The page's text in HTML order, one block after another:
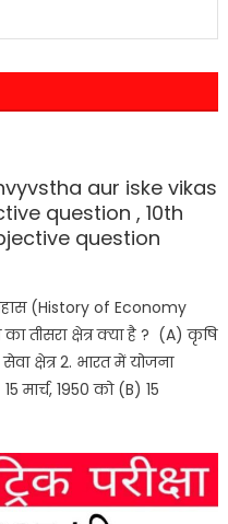
aur iske vikas
question , 10th
question
(History of Economy
तीसरा क्षेत्र क्या है ? (A) कृषि
सेवा क्षेत्र 2. भारत में योजना
1950 को (B) 15